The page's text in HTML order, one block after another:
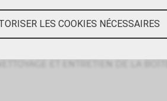
boîte de
LES COOKIES NÉCESSAIRES